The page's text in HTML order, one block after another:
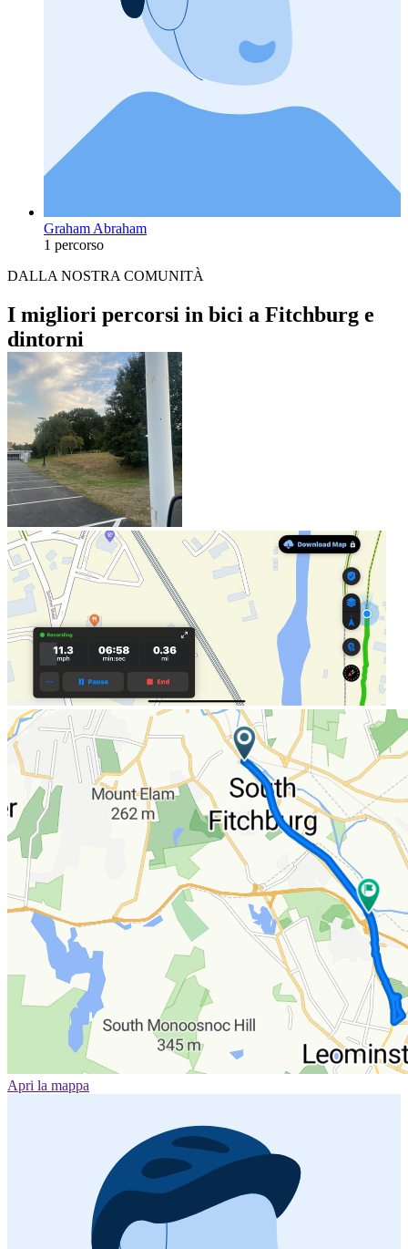
Graham Abraham
1 percorso
DALLA NOSTRA COMUNITÀ
I migliori percorsi in bici a Fitchburg e
dintorni
Apri la mappa